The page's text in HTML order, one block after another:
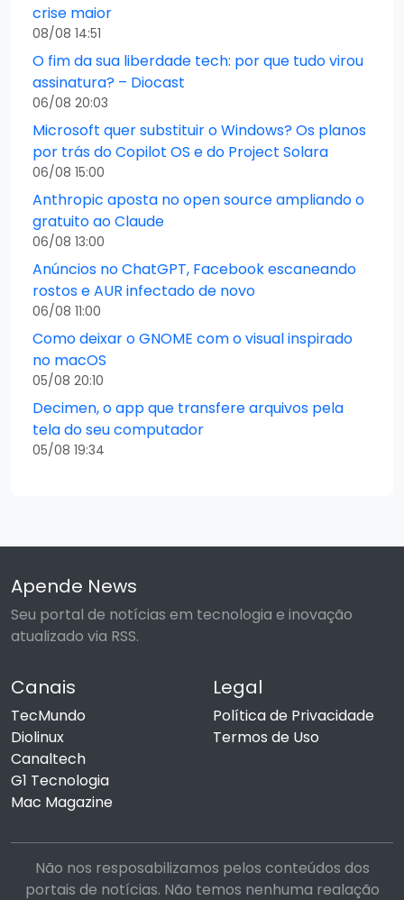
crise maior
08/08 14:51
O fim da sua liberdade tech: por que tudo virou
assinatura? – Diocast
06/08 20:03
Microsoft quer substituir o Windows? Os planos
por trás do Copilot OS e do Project Solara
06/08 15:00
Anthropic aposta no open source ampliando o
gratuito ao Claude
06/08 13:00
Anúncios no ChatGPT, Facebook escaneando
rostos e AUR infectado de novo
06/08 11:00
Como deixar o GNOME com o visual inspirado
no macOS
05/08 20:10
Decimen, o app que transfere arquivos pela
tela do seu computador
05/08 19:34
Apende News
Seu portal de notícias em tecnologia e inovação
atualizado via RSS.
Canais
TecMundo
Diolinux
Canaltech
G1 Tecnologia
Mac Magazine
Legal
Política de Privacidade
Termos de Uso
Não nos resposabilizamos pelos conteúdos dos
portais de notícias. Não temos nenhuma realação